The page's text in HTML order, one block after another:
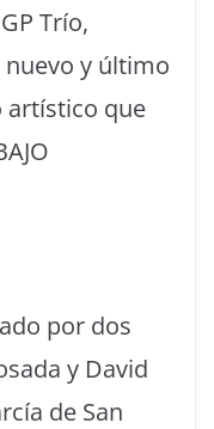
Trío,
y último
artístico que
por dos
y David
de San